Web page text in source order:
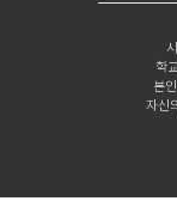
학
본
자신